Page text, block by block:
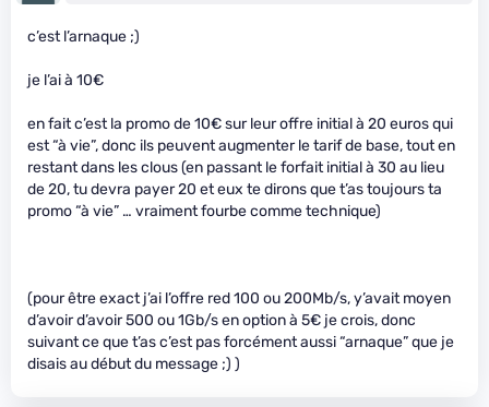
c’est l’arnaque ;)
je l’ai à 10€
en fait c’est la promo de 10€ sur leur offre initial à 20 euros qui
est “à vie”, donc ils peuvent augmenter le tarif de base, tout en
restant dans les clous (en passant le forfait initial à 30 au lieu
de 20, tu devra payer 20 et eux te dirons que t’as toujours ta
promo “à vie” … vraiment fourbe comme technique)
(pour être exact j’ai l’offre red 100 ou 200Mb/s, y’avait moyen
d’avoir d’avoir 500 ou 1Gb/s en option à 5€ je crois, donc
suivant ce que t’as c’est pas forcément aussi “arnaque” que je
disais au début du message ;) )